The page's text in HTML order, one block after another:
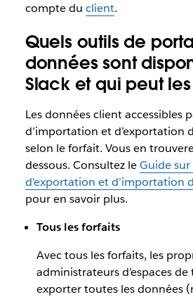
compte du client.
Quels outils de
données sont
Slack et qui peut
Les données client accessibles
d’importation et d’exportation
selon le forfait. Vous en
dessous. Consultez leGuide
d’exportation et d’importation
pour en savoir plus.
Tous les forfaits
Avec tous les forfaits, les
administrateurs d’espaces
exporter toutes les données